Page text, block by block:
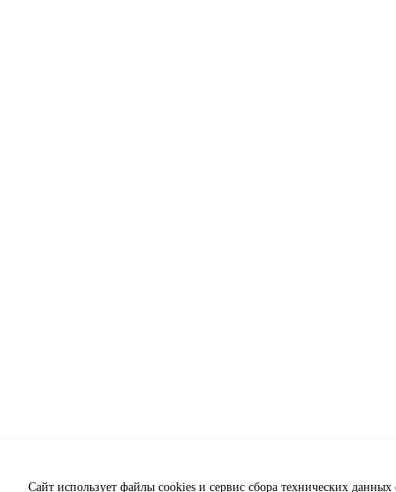
Сайт использует файлы cookies и сервис сбора технических